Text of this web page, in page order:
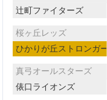
辻町ファイターズ
桜ヶ丘レッズ
ひかりが丘ストロンガー
真弓オールスターズ
俵口ライオンズ